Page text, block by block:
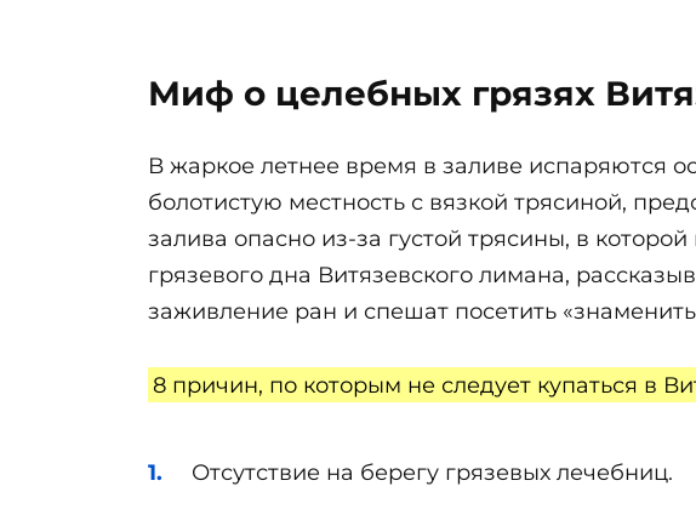
Миф о целебных грязях
В жаркое летнее время в заливе испаряются
болотистую местность с вязкой трясиной,
залива опасно из-за густой трясины, в
грязевого дна Витязевского лимана,
заживление ран и спешат посетить
8 причин, по которым не следует купаться в
Отсутствие на берегу грязевых лечебниц.